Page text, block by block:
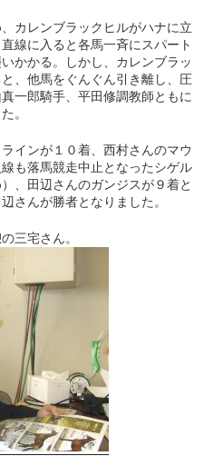
カレンブラックヒルがハナに立
線に入ると各馬一斉にスパート
かかる。しかし、カレンブラッ
、他馬をぐんぐん引き離し、圧
一郎騎手、平田修調教師ともに
。
インが１０着、西村さんのマウ
も落馬競走中止となったシゲル
、田辺さんのガンジスが９着と
さんが勝者となりました。
三宅さん。